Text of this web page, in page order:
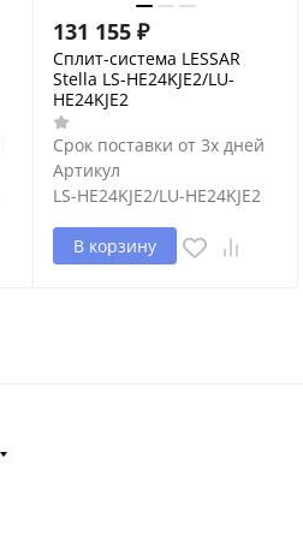
131 155 ₽
Сплит-система LESSAR
Stella LS-HE24KJE2/LU-
HE24KJE2
Срок поставки от 3х дней
Артикул
LS-HE24KJE2/LU-HE24KJE2
В корзину